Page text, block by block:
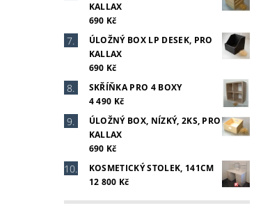
KALLAX
690 Kč
ÚLOŽNÝ BOX LP DESEK, PRO
KALLAX
690 Kč
SKŘÍŇKA PRO 4 BOXY
4 490 Kč
ÚLOŽNÝ BOX, NÍZKÝ, 2KS, PRO
KALLAX
690 Kč
KOSMETICKÝ STOLEK, 141CM
12 800 Kč